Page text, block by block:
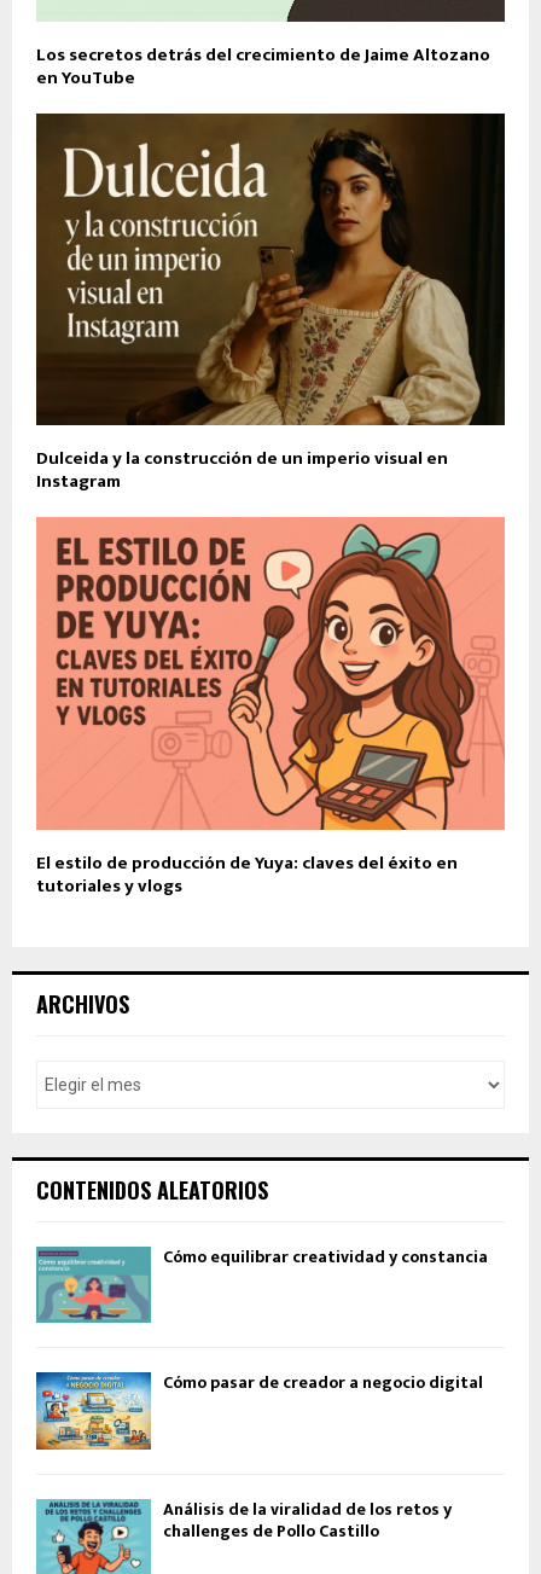
Los secretos detrás del crecimiento de Jaime Altozano
en YouTube
Dulceida y la construcción de un imperio visual en
Instagram
El estilo de producción de Yuya: claves del éxito en
tutoriales y vlogs
ARCHIVOS
CONTENIDOS ALEATORIOS
Cómo equilibrar creatividad y constancia
Cómo pasar de creador a negocio digital
Análisis de la viralidad de los retos y
challenges de Pollo Castillo